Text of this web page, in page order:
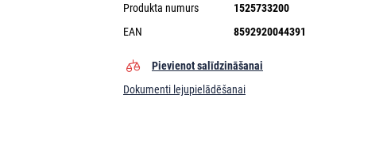
Produkta numurs
1525733200
EAN
8592920044391
Pievienot salīdzināšanai
Dokumenti lejupielādēšanai